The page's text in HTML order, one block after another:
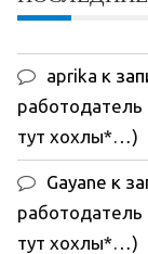
aprika к
тут хохлы*…)
Gayane к
тут хохлы*…)